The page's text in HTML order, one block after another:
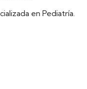
en Pediatría.